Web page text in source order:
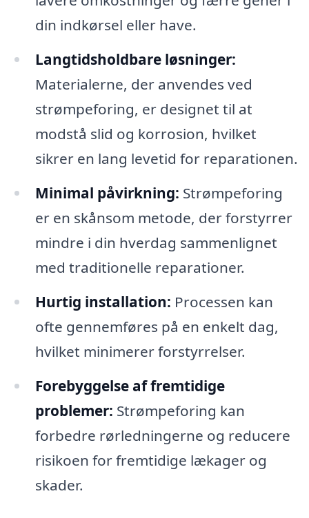
din indkørsel eller have.
Langtidsholdbare løsninger:
Materialerne, der anvendes ved
strømpeforing, er designet til at
modstå slid og korrosion, hvilket
sikrer en lang levetid for reparationen.
Minimal påvirkning: Strømpeforing
er en skånsom metode, der forstyrrer
mindre i din hverdag sammenlignet
med traditionelle reparationer.
Hurtig installation: Processen kan
ofte gennemføres på en enkelt dag,
hvilket minimerer forstyrrelser.
Forebyggelse af fremtidige
problemer: Strømpeforing kan
forbedre rørledningerne og reducere
risikoen for fremtidige lækager og
skader.